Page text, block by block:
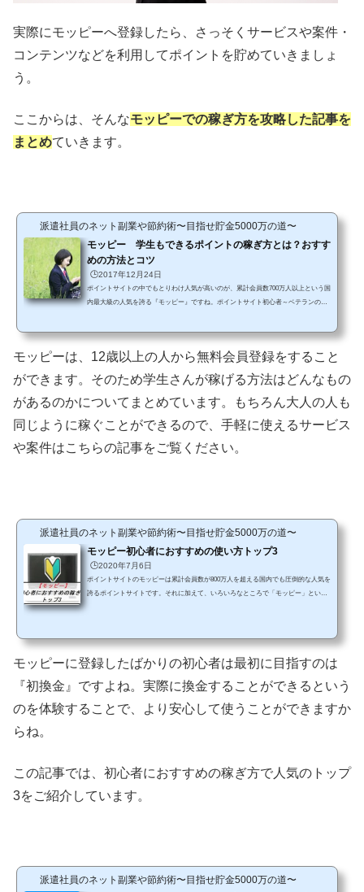
実際にモッピーへ登録したら、さっそくサービスや案件・
コンテンツなどを利用してポイントを貯めていきましょ
う。
ここからは、そんなモッピーでの稼ぎ方を攻略した記事を
まとめていきます。
派遣社員のネット副業や節約術〜目指せ貯金5000万の道〜
モッピー 学生もできるポイントの稼ぎ方とは？おすす
めの方法とコツ
🕒️2017年12月24日
ポイントサイトの中でもとりわけ人気が高いのが、累計会員数700万人以上という国
内最大級の人気を誇る『モッピー』ですね。ポイントサイト初心者～ベテランの方
始めることもできます。ですが、せっかくモッピーに登録しても、なにをすればい
いのかよくわからずに放置してしまう方も少なくありませ...
モッピーは、12歳以上の人から無料会員登録をすること
ができます。そのため学生さんが稼げる方法はどんなもの
があるのかについてまとめています。もちろん大人の人も
同じように稼ぐことができるので、手軽に使えるサービス
や案件はこちらの記事をご覧ください。
派遣社員のネット副業や節約術〜目指せ貯金5000万の道〜
モッピー初心者におすすめの使い方トップ3
🕒️2020年7月6日
ポイントサイトのモッピーは累計会員数が800万人を超える国内でも圧倒的な人気を
誇るポイントサイトです。それに加えて、いろいろなところで「モッピー」という
いと思います。 そこで今回は、◆モッピー初心者におすすめの使い方トップ3につ
いてご紹介していきます。どんなに人気があっても、...
モッピーに登録したばかりの初心者は最初に目指すのは
『初換金』ですよね。実際に換金することができるという
のを体験することで、より安心して使うことができますか
らね。
この記事では、初心者におすすめの稼ぎ方で人気のトップ
3をご紹介しています。
派遣社員のネット副業や節約術〜目指せ貯金5000万の道〜